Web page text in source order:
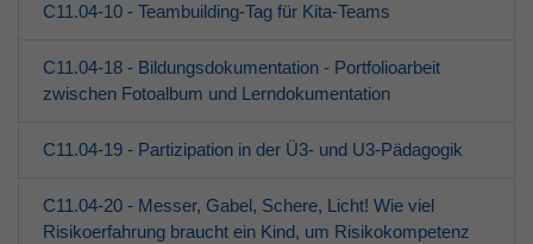
C11.04-10 - Teambuilding-Tag für Kita-Teams
C11.04-18 - Bildungsdokumentation - Portfolioarbeit
zwischen Fotoalbum und Lerndokumentation
C11.04-19 - Partizipation in der Ü3- und U3-Pädagogik
C11.04-20 - Messer, Gabel, Schere, Licht! Wie viel
Risikoerfahrung braucht ein Kind, um Risikokompetenz